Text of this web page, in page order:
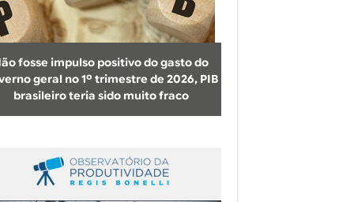
b
u
s
c
a
fosse impulso positivo do gasto do
geral no 1º trimestre de 2026, PIB
brasileiro teria sido muito fraco